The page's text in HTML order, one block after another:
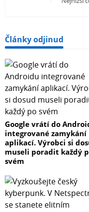
Články odjinud
Google vrátí do
integrované zamykání
aplikací. Výrobci si
museli poradit každý
svém